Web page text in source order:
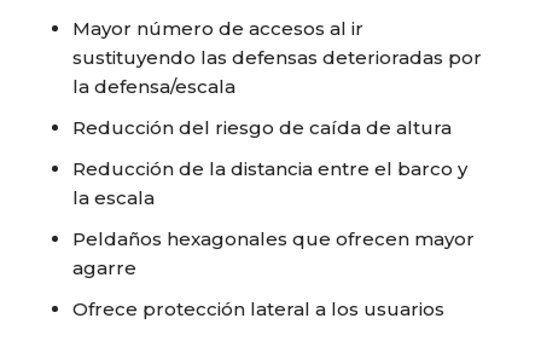
Mayor número de accesos al ir
sustituyendo las defensas deterioradas por
la defensa/escala
Reducción del riesgo de caída de altura
Reducción de la distancia entre el barco y
la escala
Peldaños hexagonales que ofrecen mayor
agarre
Ofrece protección lateral a los usuarios